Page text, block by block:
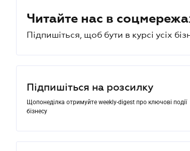
Читайте нас в
Підпишіться, щоб бути в курсі усіх
Підпишіться на розсилку
Щопонеділка отримуйте weekly-digest про ключові події
бізнесу